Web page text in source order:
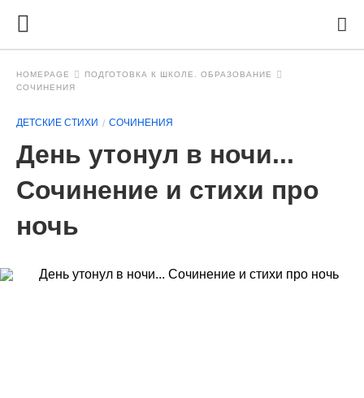
HOMEPAGE
ПОДГОТОВКА К ШКОЛЕ. ОБРАЗОВАНИЕ
СОЧИНЕНИЯ
ДЕТСКИЕ СТИХИ СОЧИНЕНИЯ
День утонул в ночи...
Сочинение и стихи про
ночь